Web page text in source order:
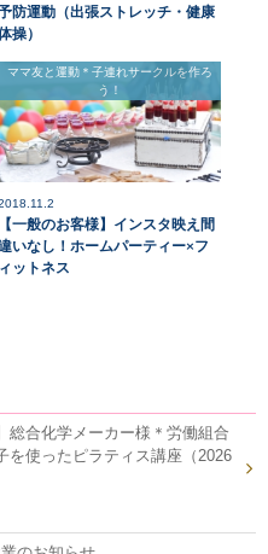
防運動（出張ストレッチ・健康
操）
ママ友と運動＊子連れサークルを作ろ
う！
【一般のお客様】インスタ映え間
いなし！ホームパーティー×フ
ィットネス
総合化学メーカー様＊労働組合
を使ったピラティス講座（2026